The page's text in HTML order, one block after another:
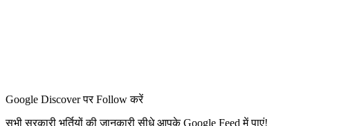
Google Discover पर Follow करें
सभी सरकारी भर्तियों की जानकारी सीधे आपके Google Feed में पाएं!